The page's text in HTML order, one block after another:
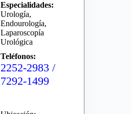
Especialidades:
Urología,
Endourología,
Laparoscopía
Urológica
Teléfonos:
2252-2983 /
7292-1499